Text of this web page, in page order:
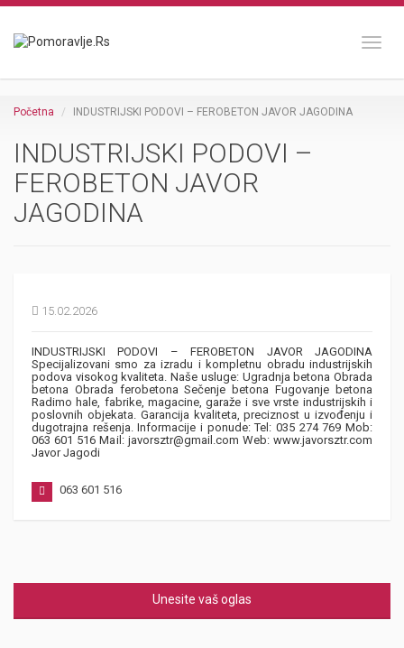
Početna INDUSTRIJSKI PODOVI – FEROBETON JAVOR JAGODINA
INDUSTRIJSKI PODOVI –
FEROBETON JAVOR
JAGODINA
15.02.2026
INDUSTRIJSKI PODOVI – FEROBETON JAVOR JAGODINA
Specijalizovani smo za izradu i kompletnu obradu industrijskih
podova visokog kvaliteta. Naše usluge: Ugradnja betona Obrada
betona Obrada ferobetona Sečenje betona Fugovanje betona
Radimo hale, fabrike, magacine, garaže i sve vrste industrijskih i
poslovnih objekata. Garancija kvaliteta, preciznost u izvođenju i
dugotrajna rešenja. Informacije i ponude: Tel: 035 274 769 Mob:
063 601 516 Mail: javorsztr@gmail.com Web: www.javorsztr.com
Javor Jagodi
063 601 516
Unesite vaš oglas